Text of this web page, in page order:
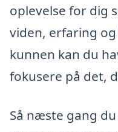
oplevelse for dig
viden, erfaring
kunnen kan du
fokusere på det,
Så næste gang